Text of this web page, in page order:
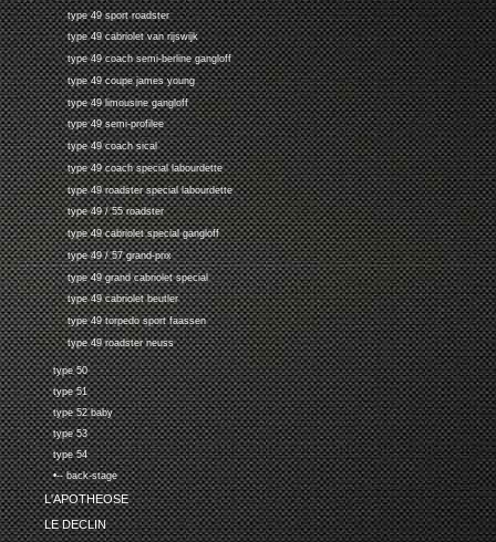
type 49 sport roadster
type 49 cabriolet van rijswijk
type 49 coach semi-berline gangloff
type 49 coupe james young
type 49 limousine gangloff
type 49 semi-profilee
type 49 coach sical
type 49 coach special labourdette
type 49 roadster special labourdette
type 49 / 55 roadster
type 49 cabriolet special gangloff
type 49 / 57 grand-prix
type 49 grand cabriolet special
type 49 cabriolet beutler
type 49 torpedo sport faassen
type 49 roadster neuss
type 50
type 51
type 52 baby
type 53
type 54
•-- back-stage
L'APOTHEOSE
LE DECLIN